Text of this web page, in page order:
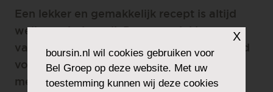
Een lekker en gemakkelijk recept is altijd
welkom vinden wij. Deze noedel lasagne
van
@laura.vanden.broeckis hier een goed
voorbeeld van! Ze maakte het extra romig
met onze plantaardige Boursin.
X
boursin.nl wil cookies gebruiken voor
Bel Groep op deze website. Met uw
toestemming kunnen wij deze cookies